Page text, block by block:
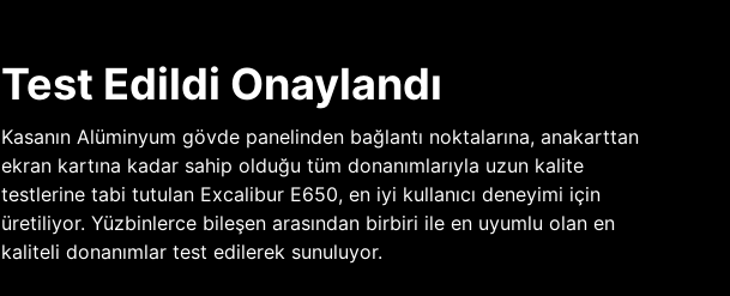
Test Edildi Onaylandı
Kasanın Alüminyum gövde panelinden bağlantı noktalarına, anakarttan
ekran kartına kadar sahip olduğu tüm donanımlarıyla uzun kalite
testlerine tabi tutulan Excalibur E650, en iyi kullanıcı deneyimi için
üretiliyor. Yüzbinlerce bileşen arasından birbiri ile en uyumlu olan en
kaliteli donanımlar test edilerek sunuluyor.